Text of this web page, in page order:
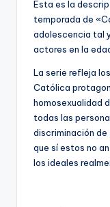
Esta es la
temporada de
adolescencia tal
actores en la
La serie refleja
Católica
homosexualidad
todas las
discriminación de
que sí estos no
los ideales